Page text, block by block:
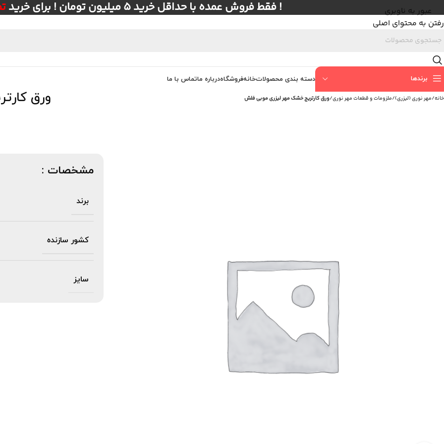
عبور به ناوبری
رفتن به محتوای اصلی
! فقط فروش عمده با حداقل خرید ۵ میلیون تومان ! برای خرید
برندها دسته بندی محصولاتخانهفروشگاهدرباره ماتماس با ما
ورق خانه/مهر نوری (لیزری)/ملزومات و قطعات مهر نوری/ورق کارتریج خشک مهر لیزری موبی فلش
مشخصات :
برند
کشور سازنده
سایز